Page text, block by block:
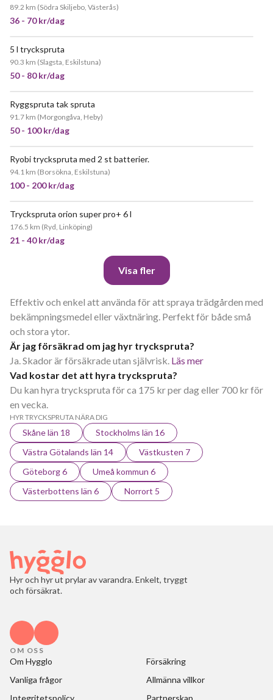
89.2 km (Södra Skiljebo, Västerås)
36 - 70 kr/dag
5 l tryckspruta
90.3 km (Slagsta, Eskilstuna)
50 - 80 kr/dag
Ryggspruta tak spruta
91.7 km (Morgongåva, Heby)
50 - 100 kr/dag
Ryobi tryckspruta med 2 st batterier.
94.1 km (Borsökna, Eskilstuna)
100 - 200 kr/dag
Tryckspruta orion super pro+ 6 l
176.5 km (Ryd, Linköping)
21 - 40 kr/dag
Visa fler
Effektiv och enkel att använda för att spraya trädgården med
bekämpningsmedel eller växtnäring. Perfekt för både små
och stora ytor.
Är jag försäkrad om jag hyr tryckspruta?
Ja. Skador är försäkrade utan självrisk. Läs mer
Vad kostar det att hyra tryckspruta?
Du kan hyra tryckspruta för ca 175 kr per dag eller 700 kr för
en vecka.
HYR TRYCKSPRUTA NÄRA DIG
Skåne län 18
Stockholms län 16
Västra Götalands län 14
Västkusten 7
Göteborg 6
Umeå kommun 6
Västerbottens län 6
Norrort 5
Hyr och hyr ut prylar av varandra. Enkelt, tryggt
och försäkrat.
OM OSS
Om Hygglo
Försäkring
Vanliga frågor
Allmänna villkor
Integritetspolicy
Partnerskap